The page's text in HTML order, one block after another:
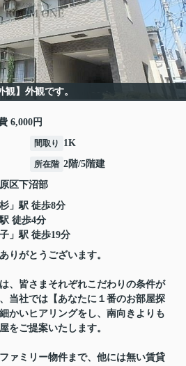
観】外観です。
6,000円
間取り 1K
所在階 2階/5階建
区下沼部
」駅 徒歩8分
駅 徒歩4分
」駅 徒歩19分
りがとうございます。
、皆さまそれぞれこだわりの条件が
当社では【あなたに１番のお部屋探
かいヒアリングをし、南向きよりも
をご提案いたします。
ァミリー物件まで、他には無い賃貸